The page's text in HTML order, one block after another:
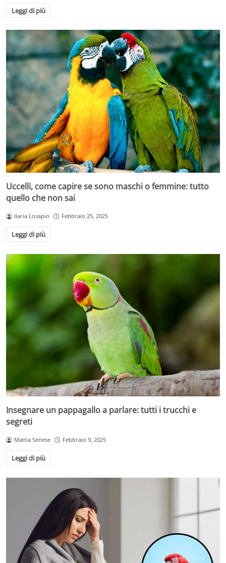
Leggi di più
Uccelli, come capire se sono maschi o femmine: tutto
quello che non sai
Ilaria Losapio Febbraio 25, 2025
Leggi di più
Insegnare un pappagallo a parlare: tutti i trucchi e
segreti
Mattia Senese Febbraio 9, 2025
Leggi di più